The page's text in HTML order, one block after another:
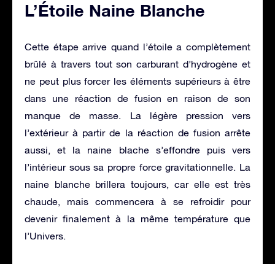
L’Étoile Naine Blanche
Cette étape arrive quand l’étoile a complètement
brûlé à travers tout son carburant d’hydrogène et
ne peut plus forcer les éléments supérieurs à être
dans une réaction de fusion en raison de son
manque de masse. La légère pression vers
l’extérieur à partir de la réaction de fusion arrête
aussi, et la naine blache s’effondre puis vers
l’intérieur sous sa propre force gravitationnelle. La
naine blanche brillera toujours, car elle est très
chaude, mais commencera à se refroidir pour
devenir finalement à la même température que
l’Univers.